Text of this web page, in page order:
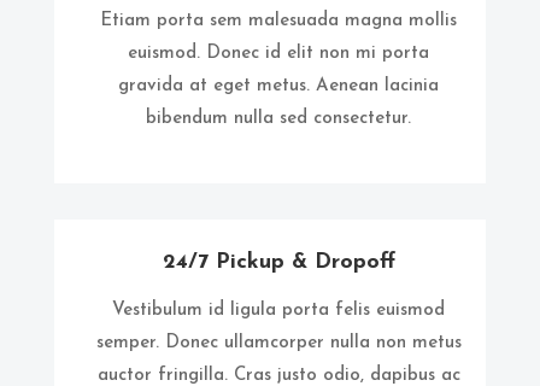
Etiam porta sem malesuada magna mollis
euismod. Donec id elit non mi porta
gravida at eget metus. Aenean lacinia
bibendum nulla sed consectetur.
24/7 Pickup & Dropoff
Vestibulum id ligula porta felis euismod
semper. Donec ullamcorper nulla non metus
auctor fringilla. Cras justo odio, dapibus ac